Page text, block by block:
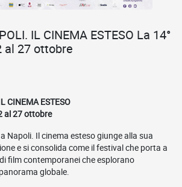
IL CINEMA ESTESO La 14°
al 27 ottobre
CINEMA ESTESO
al 27 ottobre
Napoli. Il cinema esteso giunge alla sua
e si consolida come il festival che porta a
film contemporanei che esplorano
globale.